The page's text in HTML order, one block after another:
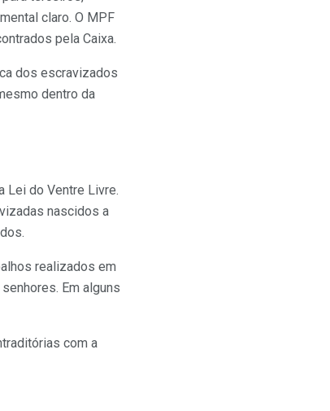
claro. O MPF
pela Caixa.
dos escravizados
dentro da
Lei do Ventre Livre.
nascidos a
realizados em
Em alguns
com a